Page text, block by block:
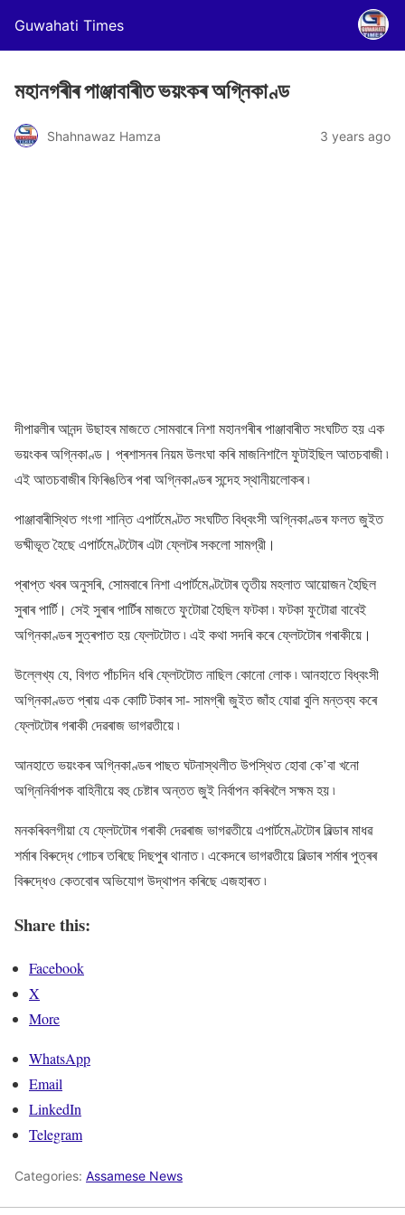
Guwahati Times
মহানগৰীৰ পাঞ্জাবাৰীত ভয়ংকৰ অগ্নিকাণ্ড
Shahnawaz Hamza 3 years ago
দীপাৱলীৰ আনন্দ উছাহৰ মাজতে সোমবাৰে নিশা মহানগৰীৰ পাঞ্জাবাৰীত সংঘটিত হয় এক
ভয়ংকৰ অগ্নিকাণ্ড। প্ৰশাসনৰ নিয়ম উলংঘা কৰি মাজনিশালৈ ফুটাইছিল আতচবাজী ৷
এই আতচবাজীৰ ফিৰিঙতিৰ পৰা অগ্নিকাণ্ডৰ সন্দেহ স্থানীয়লোকৰ ৷
পাঞ্জাবাৰীস্থিত গংগা শান্তি এপাৰ্টমেণ্টত সংঘটিত বিধ্বংসী অগ্নিকাণ্ডৰ ফলত জুইত
ভষ্মীভূত হৈছে এপাৰ্টমেণ্টটোৰ এটা ফ্লেটৰ সকলো সামগ্রী।
প্ৰাপ্ত খবৰ অনুসৰি, সোমবাৰে নিশা এপাৰ্টমেণ্টটোৰ তৃতীয় মহলাত আয়োজন হৈছিল
সুৰাৰ পাৰ্টি। সেই সুৰাৰ পাৰ্টিৰ মাজতে ফুটোৱা হৈছিল ফটকা ৷ ফটকা ফুটোৱা বাবেই
অগ্নিকাণ্ডৰ সুত্ৰপাত হয় ফ্লেটটোত ৷ এই কথা সদৰি কৰে ফ্লেটটোৰ গৰাকীয়ে।
উল্লেখ্য যে, বিগত পাঁচদিন ধৰি ফ্লেটটোত নাছিল কোনো লোক ৷ আনহাতে বিধ্বংসী
অগ্নিকাণ্ডত প্ৰায় এক কোটি টকাৰ সা- সামগ্ৰী জুইত জাঁহ যোৱা বুলি মন্তব্য কৰে
ফ্লেটটোৰ গৰাকী দেৱৰাজ ভাগৱতীয়ে ৷
আনহাতে ভয়ংকৰ অগ্নিকাণ্ডৰ পাছত ঘটনাস্থলীত উপস্থিত হোবা কে’বা খনো
অগ্নিনিৰ্বাপক বাহিনীয়ে বহু চেষ্টাৰ অন্তত জুই নিৰ্বাপন কৰিবলৈ সক্ষম হয় ৷
মনকৰিবলগীয়া যে ফ্লেটটোৰ গৰাকী দেৱৰাজ ভাগৱতীয়ে এপাৰ্টমেণ্টটোৰ বিল্ডাৰ মাধৱ
শৰ্মাৰ বিৰুদ্ধে গোচৰ তৰিছে দিছপুৰ থানাত ৷ একেদৰে ভাগৱতীয়ে বিল্ডাৰ শৰ্মাৰ পুত্ৰৰ
বিৰুদ্ধেও কেতবোৰ অভিযোগ উদ্থাপন কৰিছে এজহাৰত ৷
Share this:
Facebook
X
More
WhatsApp
Email
LinkedIn
Telegram
Categories: Assamese News